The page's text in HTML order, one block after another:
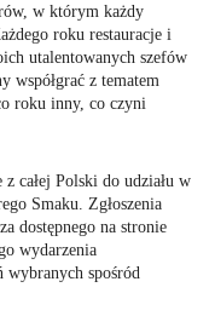
w którym każdy
roku restauracje i
utalentowanych szefów
współgrać z tematem
roku inny, co czyni
całej Polski do udziału w
Smaku. Zgłoszenia
dostępnego na stronie
wydarzenia
wybranych spośród